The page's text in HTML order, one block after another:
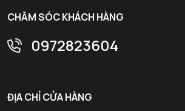
CHĂM SÓC KHÁCH HÀNG
0972823604
ĐỊA CHỈ CỬA HÀNG